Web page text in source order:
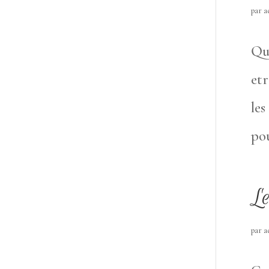
par
par